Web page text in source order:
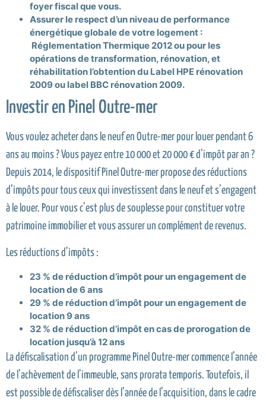
foyer fiscal que vous.
Assurer le respect d’un niveau de performance
énergétique globale de votre logement :
Réglementation Thermique 2012 ou pour les
opérations de transformation, rénovation, et
réhabilitation l’obtention du Label HPE rénovation
2009 ou label BBC rénovation 2009.
Investir en Pinel Outre-mer
Vous voulez acheter dans le neuf en Outre-mer pour louer pendant 6
ans au moins ? Vous payez entre 10 000 et 20 000 € d’impôt par an ?
Depuis 2014, le dispositif Pinel Outre-mer propose des réductions
d’impôts pour tous ceux qui investissent dans le neuf et s’engagent
à le louer. Pour vous c’est plus de souplesse pour constituer votre
patrimoine immobilier et vous assurer un complément de revenus.
Les réductions d’impôts :
23 % de réduction d’impôt pour un engagement de
location de 6 ans
29 % de réduction d’impôt pour un engagement de
location 9 ans
32 % de réduction d’impôt en cas de prorogation de
location jusqu’à 12 ans
La défiscalisation d’un programme Pinel Outre-mer commence l’année
de l’achèvement de l’immeuble, sans prorata temporis. Toutefois, il
est possible de défiscaliser dès l’année de l’acquisition, dans le cadre